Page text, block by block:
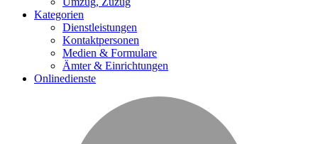
Kategorien
Dienstleistungen
Kontaktpersonen
Medien & Formulare
Ämter & Einrichtungen
Onlinedienste